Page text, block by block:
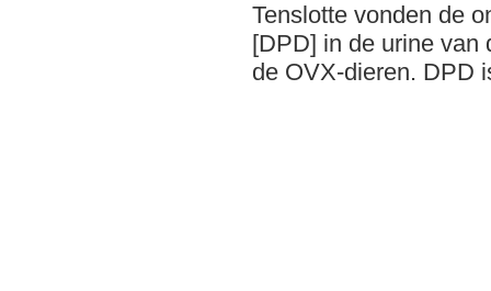
Tenslotte vonden de
[DPD] in de urine van
de OVX-dieren. DPD